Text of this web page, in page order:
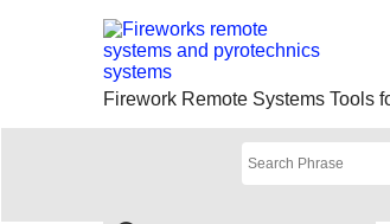
Firework Remote Systems Tools